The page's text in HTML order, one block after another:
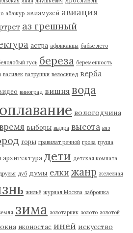
абажур авиамузей авиация
аз грешный
астра африканцы бабье лето
гусь береза беременность
василек ватрушки велосипед верба
виноград вишня вода
вологодчина
время выборы выдра высота вяз
горы гравилат речной гроза груша
архитектура дети детская комната
дуб думы елки жанр железная
жильё журнал Москва заброшка
зима золотарник золото золотой
иконостас иней искусство